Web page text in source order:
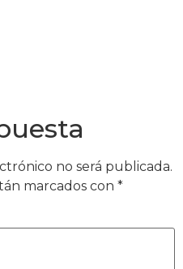
no será publicada.
marcados con *